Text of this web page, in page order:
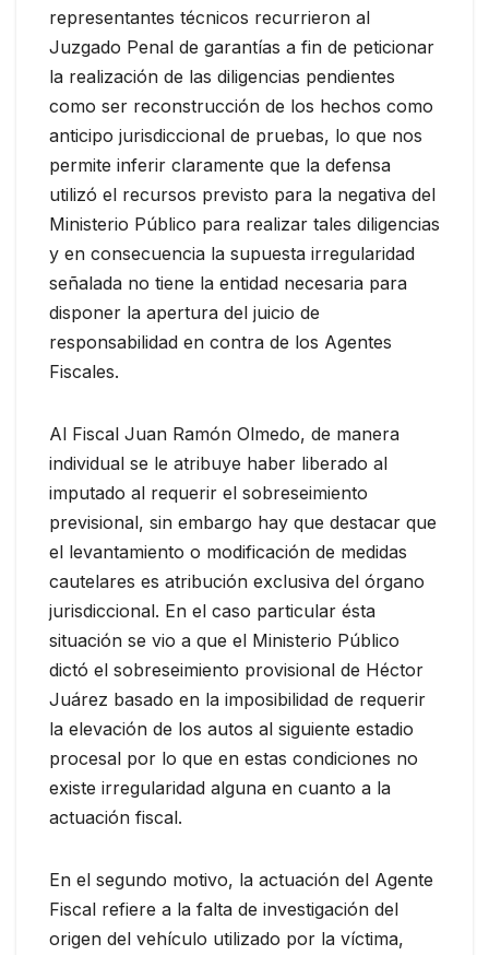
representantes técnicos recurrieron al
Juzgado Penal de garantías a fin de peticionar
la realización de las diligencias pendientes
como ser reconstrucción de los hechos como
anticipo jurisdiccional de pruebas, lo que nos
permite inferir claramente que la defensa
utilizó el recursos previsto para la negativa del
Ministerio Público para realizar tales diligencias
y en consecuencia la supuesta irregularidad
señalada no tiene la entidad necesaria para
disponer la apertura del juicio de
responsabilidad en contra de los Agentes
Fiscales.
Al Fiscal Juan Ramón Olmedo, de manera
individual se le atribuye haber liberado al
imputado al requerir el sobreseimiento
previsional, sin embargo hay que destacar que
el levantamiento o modificación de medidas
cautelares es atribución exclusiva del órgano
jurisdiccional. En el caso particular ésta
situación se vio a que el Ministerio Público
dictó el sobreseimiento provisional de Héctor
Juárez basado en la imposibilidad de requerir
la elevación de los autos al siguiente estadio
procesal por lo que en estas condiciones no
existe irregularidad alguna en cuanto a la
actuación fiscal.
En el segundo motivo, la actuación del Agente
Fiscal refiere a la falta de investigación del
origen del vehículo utilizado por la víctima,